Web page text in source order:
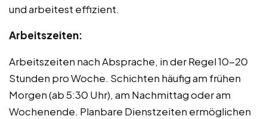
und arbeitest effizient.
Arbeitszeiten:
Arbeitszeiten nach Absprache, in der Regel 10-20
Stunden pro Woche. Schichten häufig am frühen
Morgen (ab 5:30 Uhr), am Nachmittag oder am
Wochenende. Planbare Dienstzeiten ermöglichen